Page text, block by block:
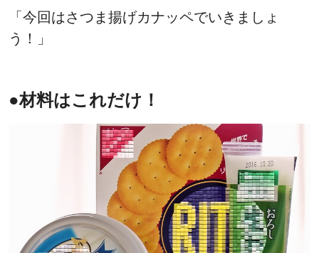
「今回はさつま揚げカナッペでいきましょ
う！」
●材料はこれだけ！